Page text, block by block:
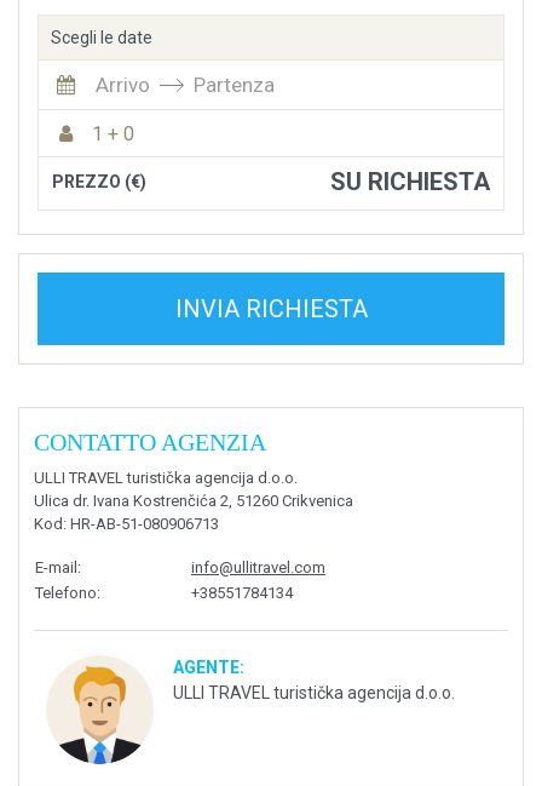
Scegli le date
Arrivo Partenza
1 + 0
PREZZO (€) SU RICHIESTA
INVIA RICHIESTA
CONTATTO AGENZIA
ULLI TRAVEL turistička agencija d.o.o.
Ulica dr. Ivana Kostrenčića 2, 51260 Crikvenica
Kod : HR-AB-51-080906713
E-mail :
info@ullitravel.com
Telefono: +38551784134
AGENTE:
ULLI TRAVEL turistička agencija d.o.o.